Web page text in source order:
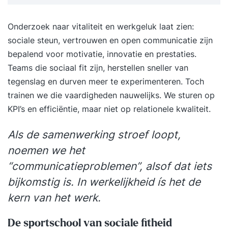
Dat stopt niet na de training, je krijgt de juiste
mindset en tools om dit blijvend op jezelf toe te
passen. Deze training is afgestemd op jouw
behoeften en wordt individueel gegeven. We
bekijken jouw situatie en niveau en passen ons
programma op jou aan. Jij bent uniek en hebt
waarschijnlijk nét iets anders nodig dan een
beantwoorden zijn bijvoorbeeld: Hoe verhoog ik
mijn productiviteit? Hoe houd ik meer energie
zelfverzekerdheid en rust bij mezelf? En hoe blijf
ik mezelf ontwikkelen? In het vrijblijvende
intakegesprek vragen we naar de specifieke
programma. De training is praktisch ingesteld. Je
Onderzoek naar vitaliteit en werkgeluk laat zien:
sociale steun, vertrouwen en open communicatie zijn
bepalend voor motivatie, innovatie en prestaties.
Teams die sociaal fit zijn, herstellen sneller van
tegenslag en durven meer te experimenteren. Toch
trainen we die vaardigheden nauwelijks. We sturen op
KPI’s en efficiëntie, maar niet op relationele kwaliteit.
Als de samenwerking stroef loopt,
noemen we het
“communicatieproblemen”, alsof dat iets
bijkomstig is. In werkelijkheid ís het de
kern van het werk.
De sportschool van sociale fitheid